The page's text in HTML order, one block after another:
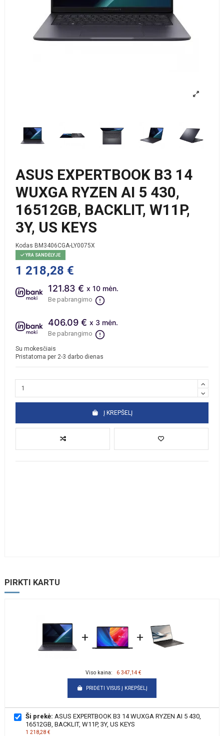
ASUS EXPERTBOOK B3 14
WUXGA RYZEN AI 5 430,
16512GB, BACKLIT, W11P,
3Y, US KEYS
Kodas BM3406CGA-LY0075X
YRA SANDĖLYJE
1 218,28 €
121.83 € x 10 mėn.
Be pabrangimo
406.09 € x 3 mėn.
Be pabrangimo
Su mokesčiais
Pristatoma per 2-3 darbo dienas
Į KREPŠELĮ
PIRKTI KARTU
+ +
Viso kaina: 6 347,14 €
PRIDĖTI VISUS Į KREPŠELĮ
Ši prekė: ASUS EXPERTBOOK B3 14 WUXGA RYZEN AI 5 430,
16512GB, BACKLIT, W11P, 3Y, US KEYS
1 218,28 €